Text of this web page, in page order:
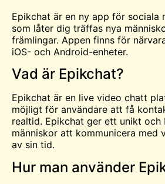
Epikchat är en ny app för sociala
som låter dig träffas nya
främlingar. Appen finns för
iOS- och Android-enheter.
Vad är Epikchat?
Epikchat är en live video chatt
möjligt för användare att få
realtid. Epikchat ger ett unikt
människor att kommunicera med
av sin tid.
Hur man använder